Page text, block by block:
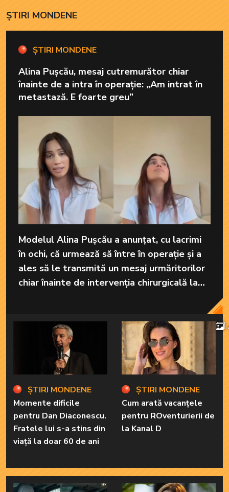
ȘTIRI MONDENE
ȘTIRI MONDENE
Alina Pușcău, mesaj cutremurător chiar
înainte de a intra în operație: „Am intrat în
metastază. E foarte greu”
Modelul Alina Pușcău a anunțat, cu lacrimi
în ochi, că urmează să între în operație și a
ales să le transmită un mesaj urmăritorilor
chiar înainte de intervenția chirurgicală la
ȘTIRI MONDENE
Momente dificile
pentru Dan Diaconescu.
Fratele lui s-a stins din
viață la doar 60 de ani
ȘTIRI MONDENE
Cum arată vacanțele
pentru ROventurierii de
la Kanal D